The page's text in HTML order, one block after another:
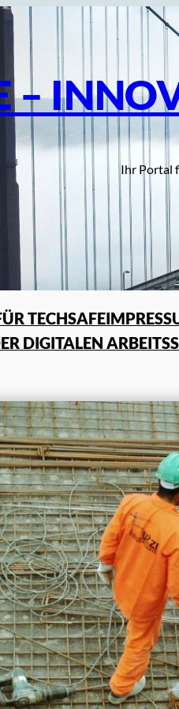
–
Ihr Portal
TECHSAFE
DIGITALEN